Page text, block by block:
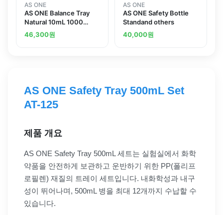
AS ONE
AS ONE Balance Tray
Natural 10mL 1000
Piecesand others
46,300원
AS ONE
AS ONE Safety Bottle
Standand others
40,000원
AS ONE Safety Tray 500mL Set
AT-125
제품 개요
AS ONE Safety Tray 500mL 세트는 실험실에서 화학
약품을 안전하게 보관하고 운반하기 위한 PP(폴리프
로필렌) 재질의 트레이 세트입니다. 내화학성과 내구
성이 뛰어나며, 500mL 병을 최대 12개까지 수납할 수
있습니다.